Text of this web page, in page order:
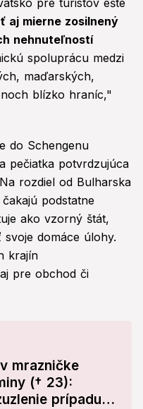
pre turistov ešte
aj mierne zosilnený
nehnuteľností
spoluprácu medzi
maďarských,
blízko hraníc,"
do Schengenu
pečiatka potvrdzujúca
rozdiel od Bulharska
podstatne
ako vzorný štát,
domáce úlohy.
krajín
pre obchod či
mrazničke
(† 23):
prípadu